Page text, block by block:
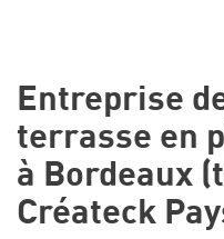
Entreprise
terrasse en
à Bordeaux
Créateck